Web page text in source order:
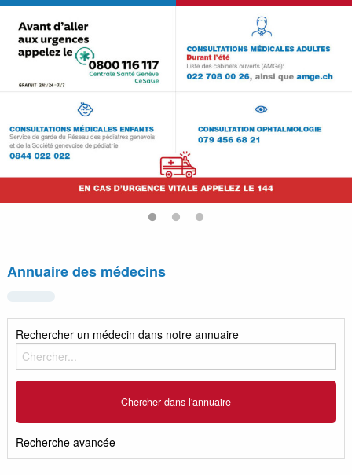
Annuaire des médecins
Rechercher un médecin dans notre annuaire
Recherche avancée